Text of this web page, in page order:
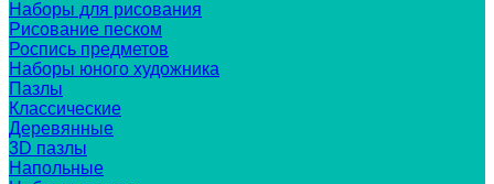
Наборы для рисования
Рисование песком
Роспись предметов
Наборы юного художника
Пазлы
Классические
Деревянные
3D пазлы
Напольные